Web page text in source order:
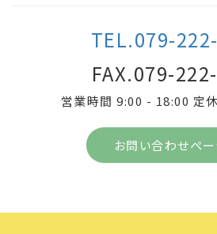
TEL.079-
FAX.079-
営業時間 9:00 - 18:00 定休
お問い合わせペ